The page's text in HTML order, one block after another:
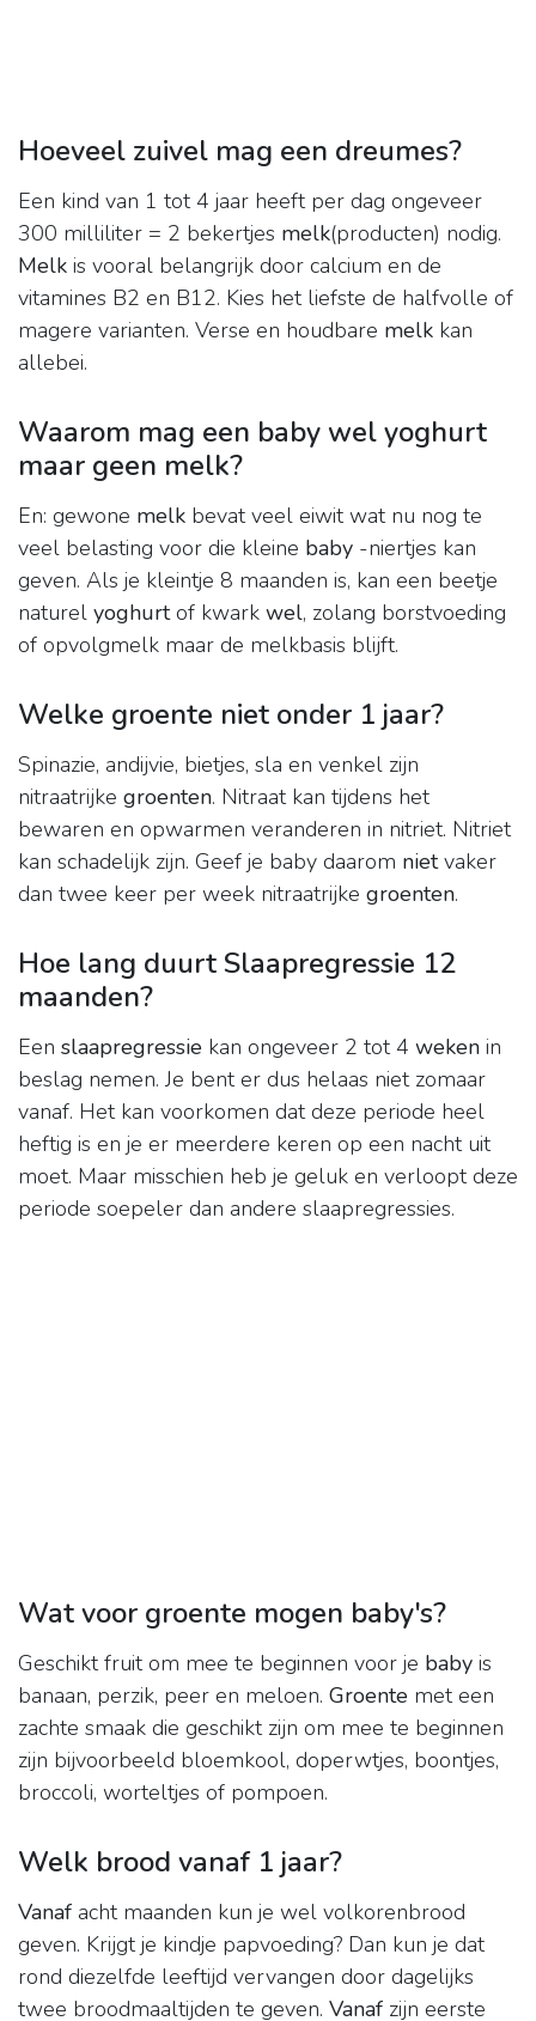
Hoeveel zuivel mag een dreumes?
Een kind van 1 tot 4 jaar heeft per dag ongeveer
300 milliliter = 2 bekertjes melk(producten) nodig.
Melk is vooral belangrijk door calcium en de
vitamines B2 en B12. Kies het liefste de halfvolle of
magere varianten. Verse en houdbare melk kan
allebei.
Waarom mag een baby wel yoghurt
maar geen melk?
En: gewone melk bevat veel eiwit wat nu nog te
veel belasting voor die kleine baby -niertjes kan
geven. Als je kleintje 8 maanden is, kan een beetje
naturel yoghurtof kwark wel, zolang borstvoeding
of opvolgmelk maar de melkbasis blijft.
Welke groente niet onder 1 jaar?
Spinazie, andijvie, bietjes, sla en venkel zijn
nitraatrijke groenten. Nitraat kan tijdens het
bewaren en opwarmen veranderen in nitriet. Nitriet
kan schadelijk zijn. Geef je baby daarom nietvaker
dan twee keer per week nitraatrijke groenten.
Hoe lang duurt Slaapregressie 12
maanden?
Een slaapregressie kan ongeveer 2 tot 4 weken in
beslag nemen. Je bent er dus helaas niet zomaar
vanaf. Het kan voorkomen dat deze periode heel
heftig is en je er meerdere keren op een nacht uit
moet. Maar misschien heb je geluk en verloopt deze
periode soepeler dan andere slaapregressies.
Wat voor groente mogen baby's?
Geschikt fruit om mee te beginnen voor je baby is
banaan, perzik, peer en meloen. Groente met een
zachte smaak die geschikt zijn om mee te beginnen
zijn bijvoorbeeld bloemkool, doperwtjes, boontjes,
broccoli, worteltjes of pompoen.
Welk brood vanaf 1 jaar?
Vanaf acht maanden kun je wel volkorenbrood
geven. Krijgt je kindje papvoeding? Dan kun je dat
rond diezelfde leeftijd vervangen door dagelijks
twee broodmaaltijden te geven. Vanaf zijn eerste